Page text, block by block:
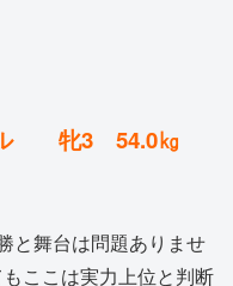
ル 牝3 54.0㎏
と舞台は問題ありませ
ここは実力上位と判断